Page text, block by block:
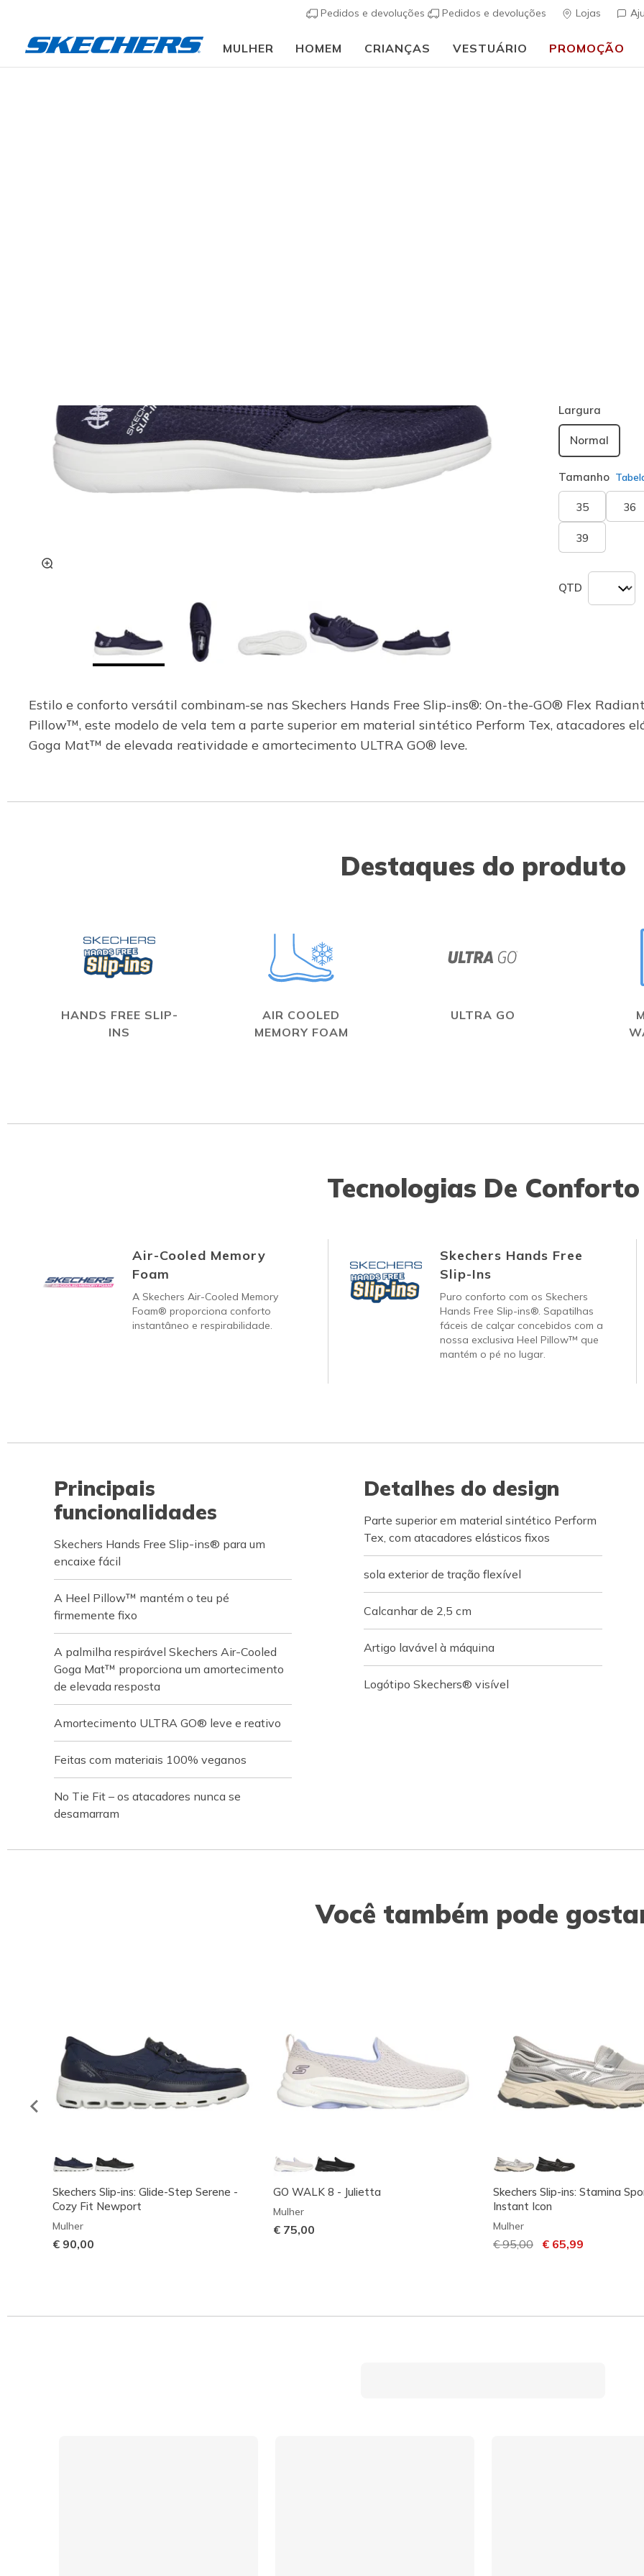
Pedidos e devoluções Pedidos e devoluções Lojas
MULHER HOMEM CRIANÇAS VESTUÁRIO PROMOÇÃO
Largura
Normal
Tamanho
35 36
39
QTD
Estilo e conforto versátil combinam-se nas Skechers Hands Free Slip-ins®: On-the-GO® Flex
Pillow™, este modelo de vela tem a parte superior em material sintético Perform Tex, atacadores
Goga Mat™ de elevada reatividade e amortecimento ULTRA GO® leve.
Destaques do produto
HANDS FREE SLIP-
INS
AIR COOLED
MEMORY FOAM
ULTRA GO
Tecnologias De Conforto
Air-Cooled Memory
Foam
A Skechers Air-Cooled Memory
Foam® proporciona conforto
instantâneo e respirabilidade.
Skechers Hands Free
Slip-Ins
Puro conforto com os Skechers
Hands Free Slip-ins®. Sapatilhas
fáceis de calçar concebidos com a
nossa exclusiva Heel Pillow™ que
mantém o pé no lugar.
Principais
funcionalidades
Skechers Hands Free Slip-ins® para um
encaixe fácil
A Heel Pillow™ mantém o teu pé
firmemente fixo
A palmilha respirável Skechers Air-Cooled
Goga Mat™ proporciona um amortecimento
de elevada resposta
Amortecimento ULTRA GO® leve e reativo
Feitas com materiais 100% veganos
No Tie Fit – os atacadores nunca se
desamarram
Detalhes do design
Parte superior em material sintético Perform
Tex, com atacadores elásticos fixos
sola exterior de tração flexível
Calcanhar de 2,5 cm
Artigo lavável à máquina
Logótipo Skechers® visível
Você também pode
Skechers Slip-ins: Glide-Step Serene -
Cozy Fit Newport
Mulher
€ 90,00
GO WALK 8 - Julietta
Mulher
€ 75,00
Skechers Slip-ins: Stamina
Instant Icon
Mulher
Preço com desconto de
€ 95,00 para
€ 65,99